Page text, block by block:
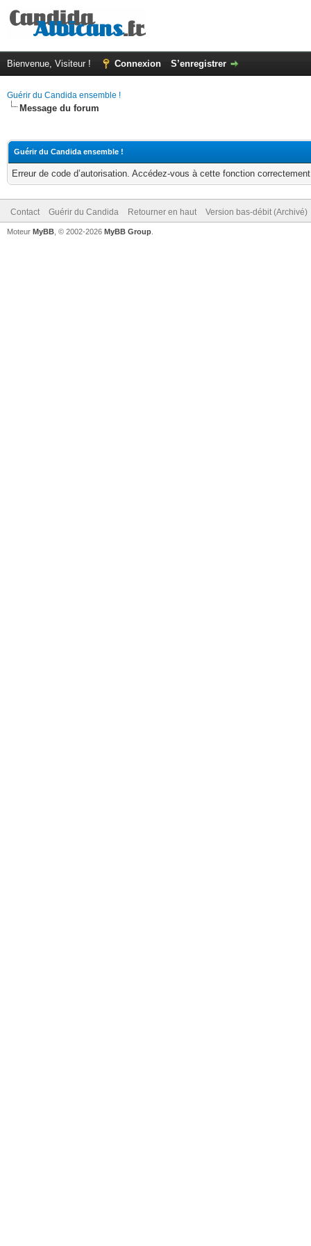
Bienvenue, Visiteur ! Connexion S’enregistrer
Guérir du Candida ensemble !
Message du forum
Guérir du Candida ensemble !
Erreur de code d’autorisation. Accédez-vous à cette fonction
Contact Guérir du Candida Retourner en haut Version bas-débit (Archivé)
Moteur MyBB , © 2002-2026 MyBB Group